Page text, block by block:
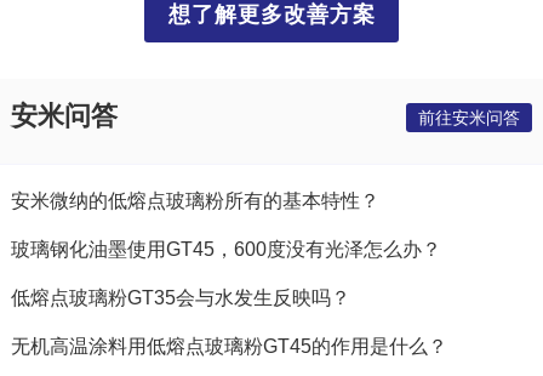
想了解更多改善方案
安米问答 前往安米问答
安米微纳的低熔点玻璃粉所有的基本特性？
玻璃钢化油墨使用GT45，600度没有光泽怎么办？
低熔点玻璃粉GT35会与水发生反映吗？
无机高温涂料用低熔点玻璃粉GT45的作用是什么？